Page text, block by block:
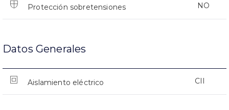
Protección sobretensiones NO
Datos Generales
Aislamiento eléctrico CII